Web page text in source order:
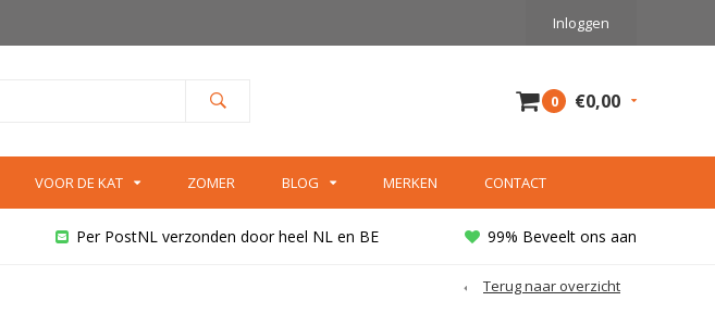
Inloggen
0 €0,00
VOOR DE KAT ZOMER BLOG MERKEN CONTACT
Per PostNL verzonden door heel NL en BE 99% Beveelt ons aan
Terug naar overzicht